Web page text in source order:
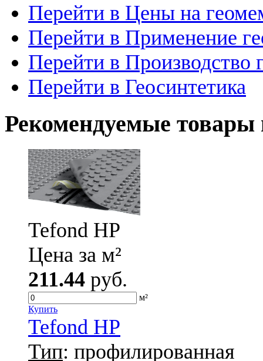
Перейти в Цены на
Перейти в Применение
Перейти в Производство
Перейти в Геосинтетика
Рекомендуемые товары
Tefond HP
Цена за м²
211.44 руб.
м²
Купить
Tefond HP
Тип: профилированная